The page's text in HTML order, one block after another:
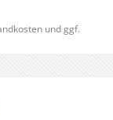
und ggf.